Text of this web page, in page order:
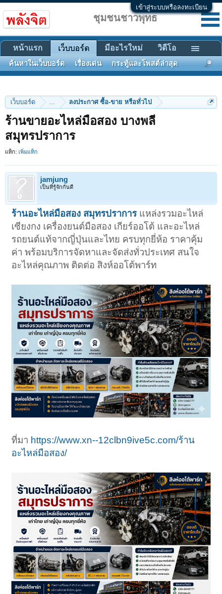
เข้าสู่ระบบหรือลงทะเบียน
เว็บบอร์ด ... ลงประกาศ ซื้อ-ขาย หรือทั่วไป
ร้านขายอะไหล่มือสอง บางพลี
สมุทรปราการ
แท็ก: เพิ่มแท็ก
jamjung
เป็นที่รู้จักกันดี
ร้านอะไหล่มือสอง สมุทรปราการแหล่งรวมอะไหล่
เซียงกง เครื่องยนต์มือสอง เกียร์ออโต้ และอะไหล่
รถยนต์แท้จากญี่ปุ่นและไทย ครบทุกยี่ห้อ ราคาคุ้ม
ค่า พร้อมบริการจัดหาและจัดส่งทั่วประเทศ สนใจ
อะไหล่คุณภาพ ติดต่อ สิงห์ออโต้พาร์ท
ที่มา https://www.xn--12clbn9ive5c.com/ร้าน
อะไหล่มือสอง/
ชุมชนชาวพุทธ
หน้าแรก เว็บบอร์ด
ค้นหาในเว็บบอร์ด เรื่องเด่น กระทู้และโพสต์ล่าสุด
มีอะไรใหม่ วิดีโอ